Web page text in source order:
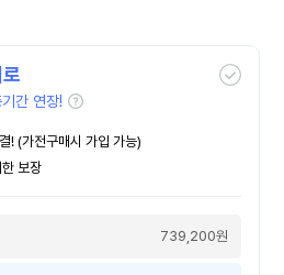
간 연장!
! (가전구매시 가입 가능)
보장
739,200원